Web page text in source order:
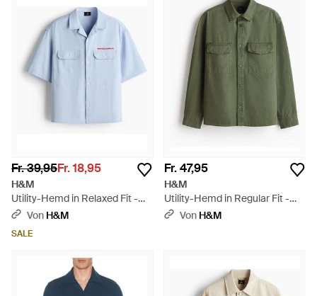
Fr. 39,95Fr. 18,95
H&M
Utility-Hemd in Relaxed Fit -
BlauVon H&M
SALE
Fr. 47,95
H&M
Utility-Hemd in Regular Fit -
GrünVon H&M